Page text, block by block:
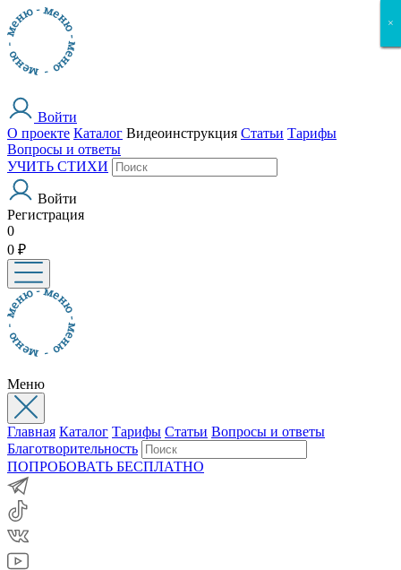
Войти
О проекте Каталог Видеоинструкция Статьи Тарифы
Вопросы и ответы
УЧИТЬ СТИХИ
Войти
Регистрация
0
0 ₽
Меню
Главная Каталог Тарифы Статьи Вопросы и ответы
Благотворительность
ПОПРОБОВАТЬ БЕСПЛАТНО
×
×
×
×
×